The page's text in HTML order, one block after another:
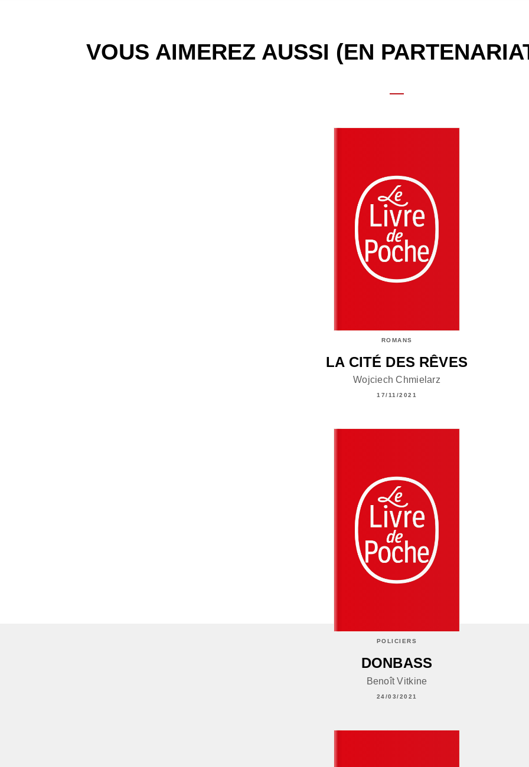
VOUS AIMEREZ AUSSI (EN
ROMANS
LA CITÉ DES RÊVES
Wojciech Chmielarz
17/11/2021
POLICIERS
DONBASS
Benoît Vitkine
24/03/2021